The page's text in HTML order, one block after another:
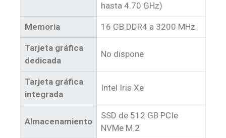
hasta 4.70 GHz)
Memoria 16 GB DDR4 a 3200 MHz
Tarjeta gráfica
dedicada
No dispone
Tarjeta gráfica
integrada
Intel Iris Xe
Almacenamiento
SSD de 512 GB PCIe
NVMe M.2